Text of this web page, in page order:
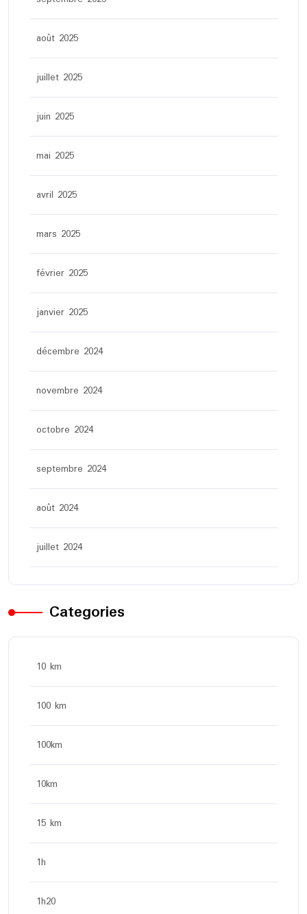
août 2025
juillet 2025
juin 2025
mai 2025
avril 2025
mars 2025
février 2025
janvier 2025
décembre 2024
novembre 2024
octobre 2024
septembre 2024
août 2024
juillet 2024
Categories
10 km
100 km
100km
10km
15 km
1h
1h20